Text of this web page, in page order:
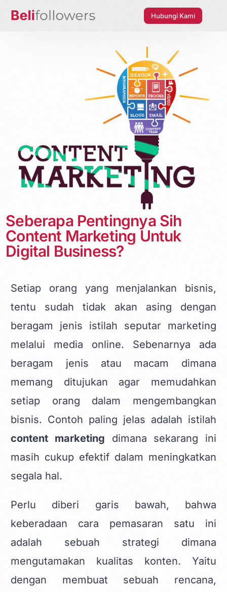
Hubungi Kami
Seberapa Pentingnya Sih
Content Marketing Untuk
Digital Business?
Setiap orang yang menjalankan bisnis,
tentu sudah tidak akan asing dengan
beragam jenis istilah seputar marketing
melalui media online. Sebenarnya ada
beragam jenis atau macam dimana
memang ditujukan agar memudahkan
setiap orang dalam mengembangkan
bisnis. Contoh paling jelas adalah istilah
content marketing dimana sekarang ini
masih cukup efektif dalam meningkatkan
segala hal.
Perlu diberi garis bawah, bahwa
keberadaan cara pemasaran satu ini
adalah sebuah strategi dimana
mengutamakan kualitas konten. Yaitu
dengan membuat sebuah rencana,